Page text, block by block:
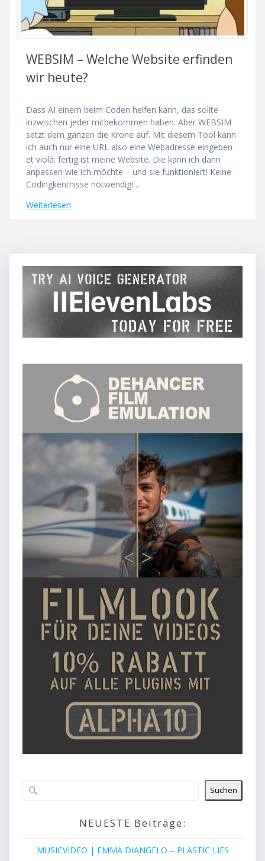
WEBSIM – Welche Website erfinden
wir heute?
Dass AI einem beim Coden helfen kann, das sollte
inzwischen jeder mitbekommen haben. Aber WEBSIM
setzt dem ganzen die Krone auf. Mit diesem Tool kann
ich auch nur eine URL also eine Webadresse eingeben
et violà: fertig ist meine Website. Die kann ich dann
anpassen wie ich möchte – und sie funktioniert! Keine
Codingkentnisse notwendig!…
Weiterlesen
Suchen
NEUESTE Beiträge:
MUSICVIDEO | EMMA DIANGELO – PLASTIC LIES